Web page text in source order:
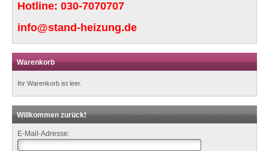
Hotline: 030-7070707
info@stand-heizung.de
Warenkorb
Ihr Warenkorb ist leer.
Willkommen zurück!
E-Mail-Adresse: